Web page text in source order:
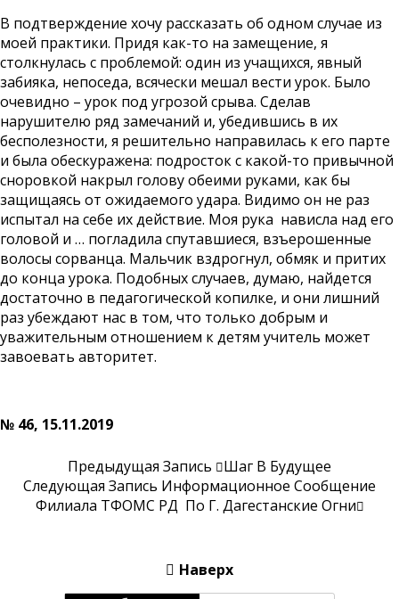
В подтверждение хочу рассказать об одном случае из
моей практики. Придя как-то на замещение, я
столкнулась с проблемой: один из учащихся, явный
забияка, непоседа, всячески мешал вести урок. Было
очевидно – урок под угрозой срыва. Сделав
нарушителю ряд замечаний и, убедившись в их
бесполезности, я решительно направилась к его парте
и была обескуражена: подросток с какой-то привычной
сноровкой накрыл голову обеими руками, как бы
защищаясь от ожидаемого удара. Видимо он не раз
испытал на себе их действие. Моя рука нависла над его
головой и … погладила спутавшиеся, взъерошенные
волосы сорванца. Мальчик вздрогнул, обмяк и притих
до конца урока. Подобных случаев, думаю, найдется
достаточно в педагогической копилке, и они лишний
раз убеждают нас в том, что только добрым и
уважительным отношением к детям учитель может
завоевать авторитет.
№ 46, 15.11.2019
Предыдущая Запись
Шаг В Будущее
Следующая Запись Информационное Сообщение
Филиала ТФОМС РД По Г. Дагестанские Огни
Наверх